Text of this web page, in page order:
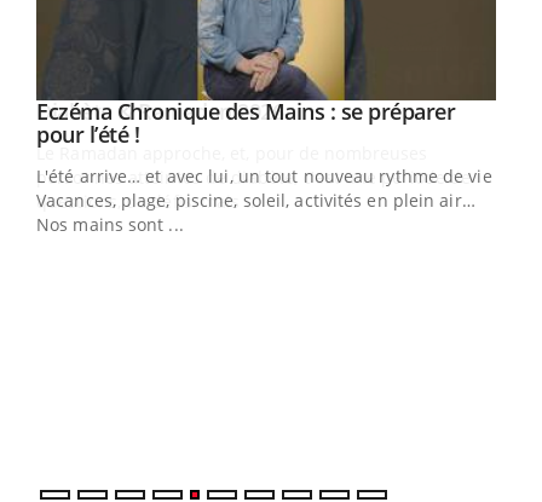
Youtube
Eczéma Chronique des Mains : se préparer
pour l’été !Youtube
L'été arrive… et avec lui, un tout nouveau rythme de vie !
Vacances, plage, piscine, soleil, activités en plein air…
Nos mains sont ...
Youtube
Diabète & Ramadan 2026Youtube
Le Ramadan approche, et, pour de nombreuses
personnes atteintes de diabète, c'est une période de
questions, de défis, mais ...